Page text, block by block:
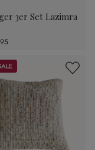
3er Set Lazimra